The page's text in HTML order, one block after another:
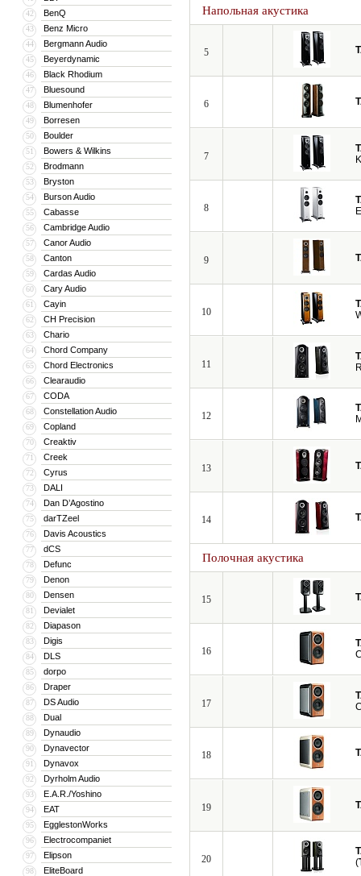
42 BenQ
43 Benz Micro
44 Bergmann Audio
45 Beyerdynamic
46 Black Rhodium
47 Bluesound
48 Blumenhofer
49 Borresen
50 Boulder
51 Bowers & Wilkins
52 Brodmann
53 Bryston
54 Burson Audio
55 Cabasse
56 Cambridge Audio
57 Canor Audio
58 Canton
59 Cardas Audio
60 Cary Audio
61 Cayin
62 CH Precision
63 Chario
64 Chord Company
65 Chord Electronics
66 Clearaudio
67 CODA
68 Constellation Audio
69 Copland
70 Creaktiv
71 Creek
72 Cyrus
73 DALI
74 Dan D’Agostino
75 darTZeel
76 Davis Acoustics
77 dCS
78 Defunc
79 Denon
80 Densen
81 Devialet
82 Diapason
83 Digis
84 DLS
85 dorpo
86 Draper
87 DS Audio
88 Dual
89 Dynaudio
90 Dynavector
91 Dynavox
92 Dyrholm Audio
93 E.A.R./Yoshino
94 EAT
95 EgglestonWorks
96 Electrocompaniet
97 Elipson
98 EliteBoard
Напольная акустика
5
6
7
8
9
10
11
12
13
14
Полочная акустика
15
16
17
18
19
20
(